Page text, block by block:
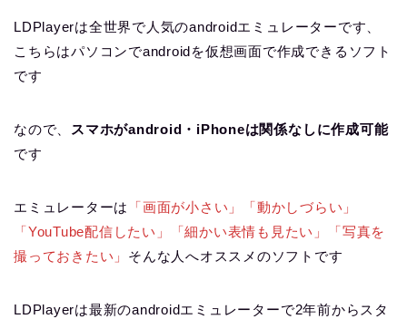
LDPlayerは全世界で人気のandroidエミュレーターです、
こちらはパソコンでandroidを仮想画面で作成できるソフト
です
なので、
スマホがandroid・iPhoneは関係なしに作成可能
です
エミュレーターは
「画面が小さい」「動かしづらい」
「YouTube配信したい」「細かい表情も見たい」「写真を
撮っておきたい」 そんな人へオススメのソフトです
LDPlayerは最新のandroidエミュレーターで2年前からスタ